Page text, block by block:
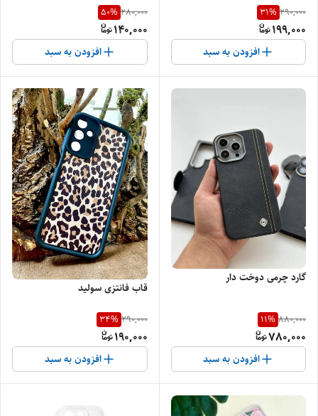
290,000
31%
199,000
افزودن به سبد
280,000
50%
140,000
افزودن به سبد
گارد چرمی دوخت دار
880,000
11%
780,000
افزودن به سبد
قاب فانتزی سولید
290,000
34%
190,000
افزودن به سبد